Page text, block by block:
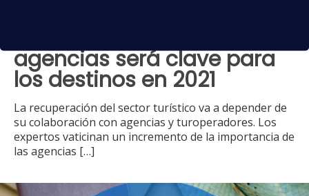
agencias será clave para
los destinos en 2021
La recuperación del sector turístico va a depender de
su colaboración con agencias y turoperadores. Los
expertos vaticinan un incremento de la importancia de
las agencias […]